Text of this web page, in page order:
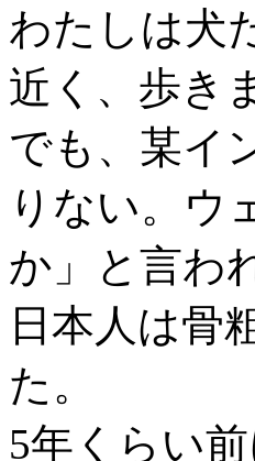
わたしは犬
近く、歩き
でも、某イ
りない。ウ
か」と言わ
日本人は骨
た。
5年くらい